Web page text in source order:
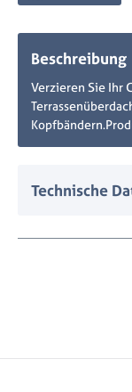
Beschreibung
Verzieren Sie Ihr
Technische